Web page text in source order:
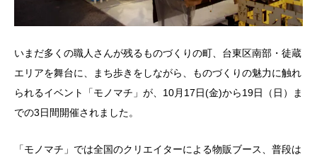
いまだ多くの職人さんが残るものづくりの町、台東区南部・徒蔵
エリアを舞台に、まち歩きをしながら、ものづくりの魅力に触れ
られるイベント「モノマチ」が、10月17日(金)から19日（日）ま
での3日間開催されました。
「モノマチ」では全国のクリエイターによる物販ブース、普段は